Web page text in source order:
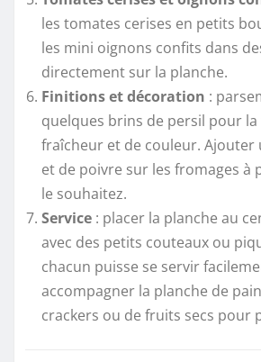
les tomates cerises en petits
les mini oignons confits dans
directement sur la planche.
Finitions et décoration :
quelques brins de persil pour
fraîcheur et de couleur. Ajouter
et de poivre sur les fromages à
le souhaitez.
Service : placer la planche au
avec des petits couteaux ou
chacun puisse se servir
accompagner la planche de
crackers ou de fruits secs pour